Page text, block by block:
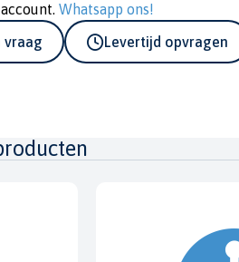
Whatsapp ons!
vraag
Levertijd opvragen